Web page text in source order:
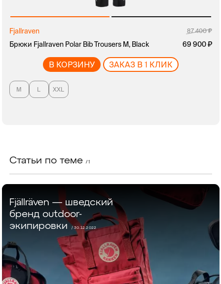
Fjallraven 87 400
Брюки Fjallraven Polar Bib Trousers M, Black 69 900
В КОРЗИНУ ЗАКАЗ В 1 КЛИК
M XXL
Статьи по теме / 1
Fjällräven — шведский
бренд outdoor-
экипировки / 30.12.2022